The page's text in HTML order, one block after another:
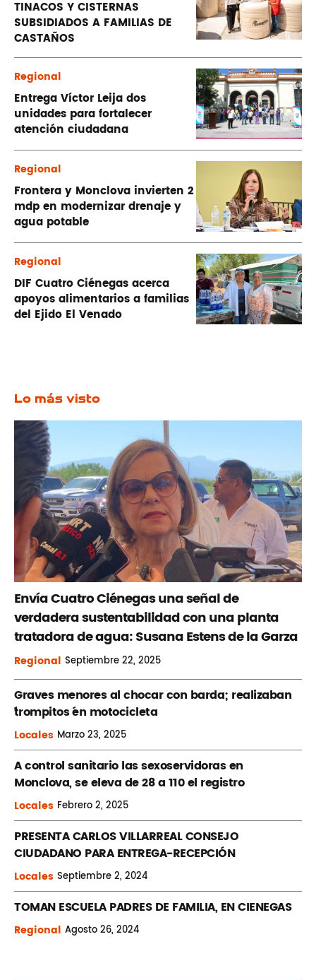
TINACOS Y CISTERNAS
SUBSIDIADOS A FAMILIAS DE
CASTAÑOS
Regional
Entrega Víctor Leija dos
unidades para fortalecer
atención ciudadana
Regional
Frontera y Monclova invierten 2
mdp en modernizar drenaje y
agua potable
Regional
DIF Cuatro Ciénegas acerca
apoyos alimentarios a familias
del Ejido El Venado
Lo más visto
Envía Cuatro Ciénegas una señal de
verdadera sustentabilidad con una planta
tratadora de agua: Susana Estens de la Garza
Regional Septiembre22, 2025
Graves menores al chocar con barda; realizaban
´trompitos ´en motocicleta
Locales Marzo23, 2025
A control sanitario las sexoservidoras en
Monclova, se eleva de 28 a 110 el registro
Locales Febrero2, 2025
PRESENTA CARLOS VILLARREAL CONSEJO
CIUDADANO PARA ENTREGA-RECEPCIÓN
Locales Septiembre2, 2024
TOMAN ESCUELA PADRES DE FAMILIA, EN CIENEGAS
Regional Agosto26, 2024